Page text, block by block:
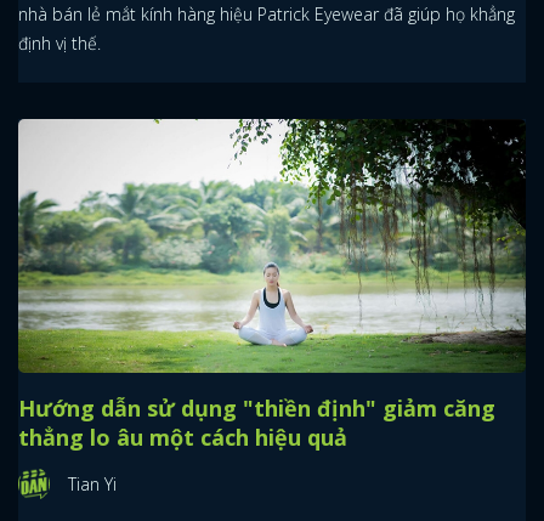
nhà bán lẻ mắt kính hàng hiệu Patrick Eyewear đã giúp họ khẳng
định vị thế.
Hướng dẫn sử dụng "thiền định" giảm căng
thẳng lo âu một cách hiệu quả
Tian Yi